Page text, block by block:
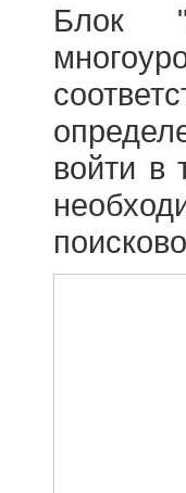
Блок
войти в